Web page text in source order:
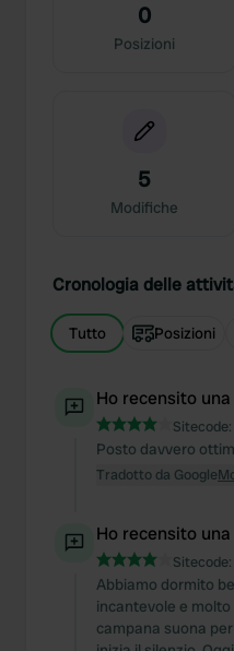
0
Posizioni
5
Modifiche
Cronologia delle
Tutto Posizioni
Ho recensito
Sitecode:
Posto davvero
Tradotto da Google
Ho recensito
Sitecode:
Abbiamo dormito
incantevole e
campana suona